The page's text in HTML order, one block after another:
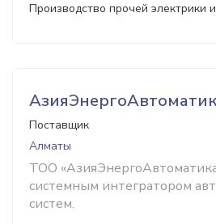
Производство прочей электрики
Поставщик
Алматы
ТОО
системным интегратором
систем.